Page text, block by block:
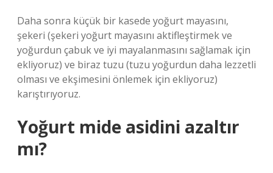
Daha sonra küçük bir kasede yoğurt mayasını,
şekeri (şekeri yoğurt mayasını aktifleştirmek ve
yoğurdun çabuk ve iyi mayalanmasını sağlamak için
ekliyoruz) ve biraz tuzu (tuzu yoğurdun daha lezzetli
olması ve ekşimesini önlemek için ekliyoruz)
karıştırıyoruz.
Yoğurt mide asidini azaltır
mı?